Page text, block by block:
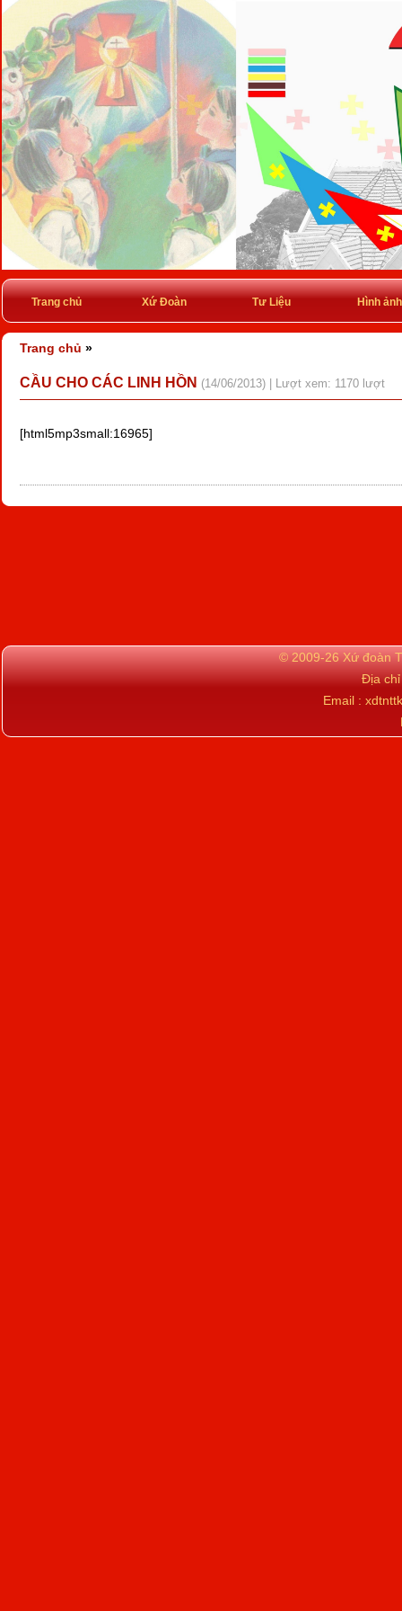
Trang chủ Xứ Đoàn Tư Liệu Hình ảnh
Trang chủ »
CẦU CHO CÁC LINH HỒN (14/06/2013) | Lượt xem: 1170 lượt
[html5mp3small:16965]
© 2009-26 Xứ đoàn
Địa
Email :